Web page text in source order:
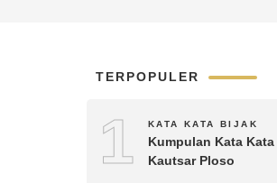
TERPOPULER
1 KATA KATA BIJAK
Kumpulan Kata
Kautsar Ploso